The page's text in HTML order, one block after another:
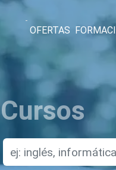
OFERTAS
Cursos